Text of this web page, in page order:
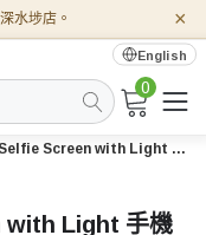
水埗店。 ×
English
0
Insta360 Snap Selfie Screen with Light 手機自拍螢幕
with Light 手機